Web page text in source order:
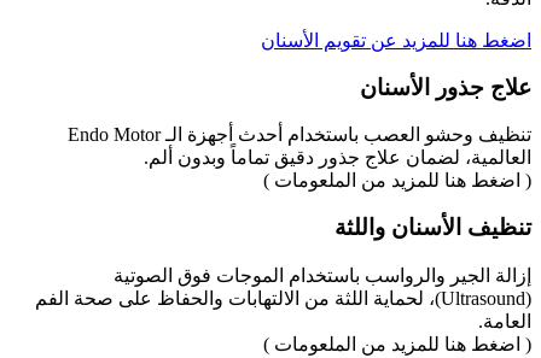
اضغط هنا للمزيد عن تقويم الأسنان
علاج جذور الأسنان
تنظيف وحشو العصب باستخدام أحدث أجهزة الـ Endo Motor
العالمية، لضمان علاج جذور دقيق تماماً وبدون ألم.
( اضغط هنا للمزيد من الملعومات )
تنظيف الأسنان واللثة
إزالة الجير والرواسب باستخدام الموجات فوق الصوتية
(Ultrasound)، لحماية اللثة من الالتهابات والحفاظ على صحة الفم
العامة.
( اضغط هنا للمزيد من الملعومات )